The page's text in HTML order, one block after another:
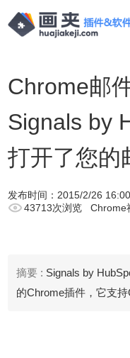
Chrome邮
Signals by
打开了您的
发布时间： 2015/2/26
43713次浏览
Chrome
摘要 : Signals by
的Chrome插件，它支